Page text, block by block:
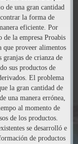
de una gran cantidad
la forma de
eficiente. Por
de la empresa Proabis
que proveer alimentos
de crianza de
sus productos de
El problema
la gran cantidad de
una manera errónea,
al momento de
de los productos.
se desarrolló e
de productos